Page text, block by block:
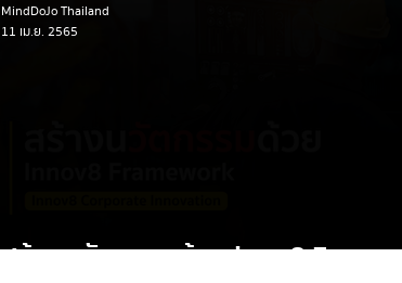
สร้างนวัตกรรมด้วย Inno8
MindDoJo Thailand
11 เม.ย. 2565